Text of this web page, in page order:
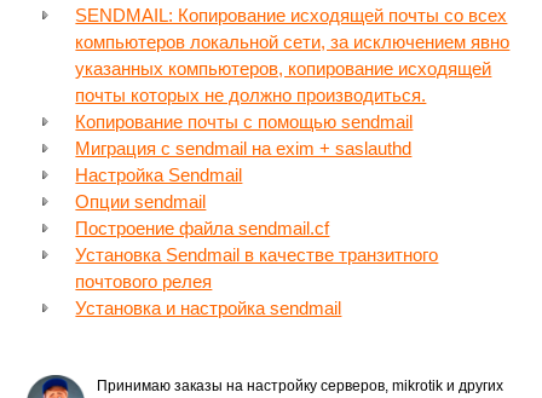
SENDMAIL: Копирование исходящей почты со всех
компьютеров локальной сети, за исключением явно
указанных компьютеров, копирование исходящей
почты которых не должно производиться.
Копирование почты с помощью sendmail
Миграция с sendmail на exim + saslauthd
Настройка Sendmail
Опции sendmail
Построение файла sendmail.cf
Установка Sendmail в качестве транзитного
почтового релея
Установка и настройка sendmail
Принимаю заказы на настройку серверов, mikrotik и других